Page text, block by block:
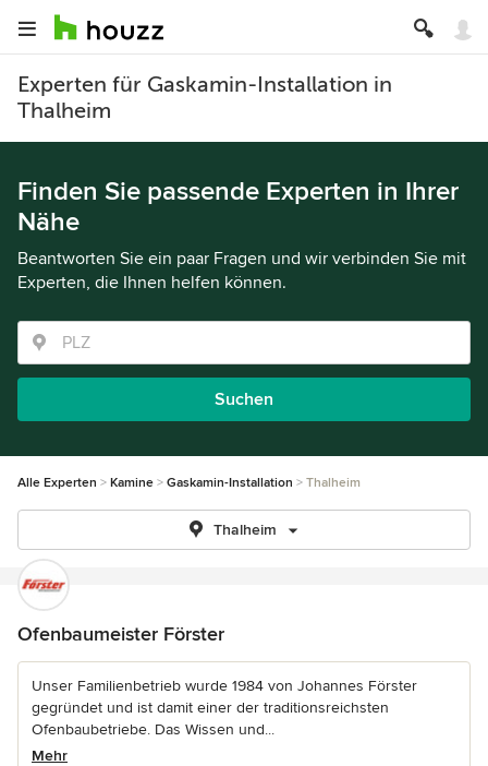
Experten für Gaskamin-Installation in
Thalheim
Finden Sie passende Experten in Ihrer
Nähe
Beantworten Sie ein paar Fragen und wir verbinden Sie mit
Experten, die Ihnen helfen können.
Suchen
Alle Experten Kamine Gaskamin-Installation Thalheim
Thalheim
Ofenbaumeister Förster
Unser Familienbetrieb wurde 1984 von Johannes Förster
gegründet und ist damit einer der traditionsreichsten
Ofenbaubetriebe. Das Wissen und...
Mehr